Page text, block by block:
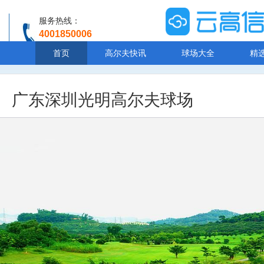
服务热线：
4001850006
首页 高尔夫快讯 球场大全 精
广东深圳光明高尔夫球场